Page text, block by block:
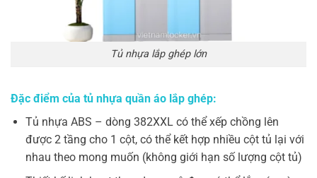
Tủ nhựa lắp ghép lớn
Đặc điểm của tủ nhựa quần áo lắp ghép:
Tủ nhựa ABS – dòng 382XXL có thể xếp chồng lên
được 2 tầng cho 1 cột, có thể kết hợp nhiều cột tủ lại với
nhau theo mong muốn (không giới hạn số lượng cột tủ)